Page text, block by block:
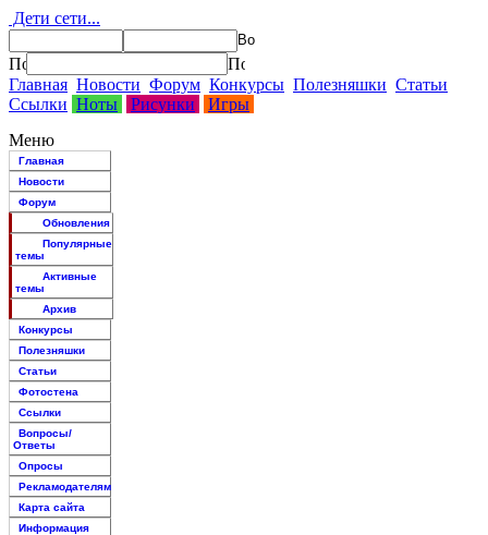
Дети сети...
Главная Новости Форум Конкурсы Полезняшки Статьи
Ссылки Ноты Рисунки
Игры
Меню
Главная
Новости
Форум
Обновления
Популярные
темы
Активные
темы
Архив
Конкурсы
Полезняшки
Статьи
Фотостена
Ссылки
Вопросы/
Ответы
Опросы
Рекламодателям
Карта сайта
Информация